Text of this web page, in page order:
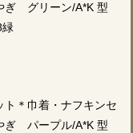
グリーン/A*K 型
ト＊巾着・ナフキンセ
パープル/A*K 型